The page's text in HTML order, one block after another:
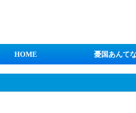
HOME 憂国あんて